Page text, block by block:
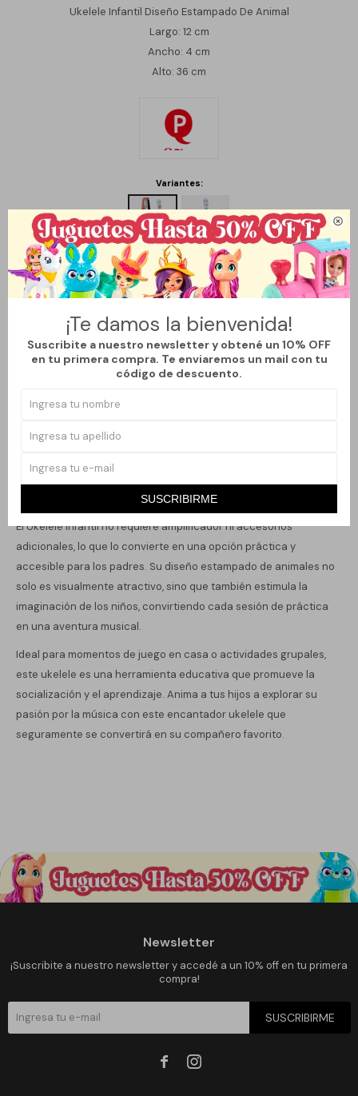

¡Te damos la bienvenida!
Suscribite a nuestro newsletter y obtené un 10% OFF
en tu primera compra. Te enviaremos un mail con tu
código de descuento.
SUSCRIBIRME
Ukelele Infantil Diseño Estampado De Animal
Largo: 12 cm
Ancho: 4 cm
Alto: 36 cm
Variantes:
Métodos y costos de envío
Descripción
ideales: 36 cm de altura, 12 cm de largo y 4 cm de ancho, lo que lo
permite una experiencia de juego cómoda y divertida, ayudando
a los niños a desarrollar su coordinación y sentido del ritmo.
El Ukelele Infantil no requiere amplificador ni accesorios
adicionales, lo que lo convierte en una opción práctica y
accesible para los padres. Su diseño estampado de animales no
solo es visualmente atractivo, sino que también estimula la
imaginación de los niños, convirtiendo cada sesión de práctica
en una aventura musical.
Ideal para momentos de juego en casa o actividades grupales,
este ukelele es una herramienta educativa que promueve la
socialización y el aprendizaje. Anima a tus hijos a explorar su
pasión por la música con este encantador ukelele que
seguramente se convertirá en su compañero favorito.
Newsletter
¡Suscribite a nuestro newsletter y accedé a un 10% off en tu primera
compra!
SUSCRIBIRME
 